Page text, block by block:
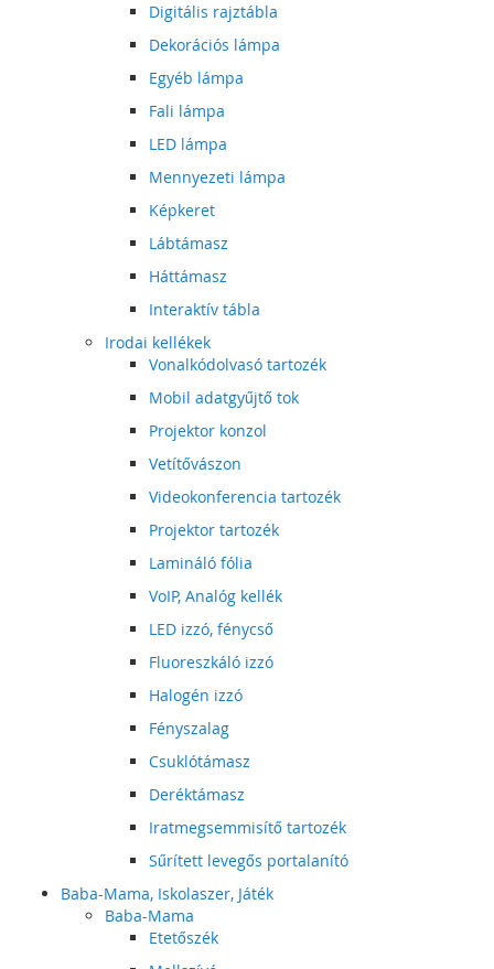
Digitális rajztábla
Dekorációs lámpa
Egyéb lámpa
Fali lámpa
LED lámpa
Mennyezeti lámpa
Képkeret
Lábtámasz
Háttámasz
Interaktív tábla
Irodai kellékek
Vonalkódolvasó tartozék
Mobil adatgyűjtő tok
Projektor konzol
Vetítővászon
Videokonferencia tartozék
Projektor tartozék
Lamináló fólia
VoIP, Analóg kellék
LED izzó, fénycső
Fluoreszkáló izzó
Halogén izzó
Fényszalag
Csuklótámasz
Deréktámasz
Iratmegsemmisítő tartozék
Sűrített levegős portalanító
Baba-Mama, Iskolaszer, Játék
Baba-Mama
Etetőszék